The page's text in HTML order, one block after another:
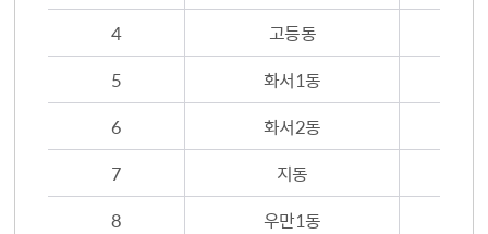
4
고등동
5
화서1동
6
화서2동
7
지동
8
우만1동